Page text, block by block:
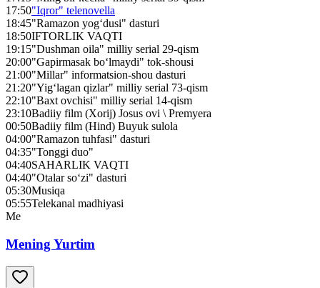
17:50"Iqror" telenovella
18:45"Ramazon yog‘dusi" dasturi
18:50IFTORLIK VAQTI
19:15"Dushman oila" milliy serial 29-qism
20:00"Gapirmasak bo‘lmaydi" tok-shousi
21:00"Millar" informatsion-shou dasturi
21:20"Yig‘lagan qizlar" milliy serial 73-qism
22:10"Baxt ovchisi" milliy serial 14-qism
23:10Badiiy film (Xorij) Josus ovi \ Premyera
00:50Badiiy film (Hind) Buyuk sulola
04:00"Ramazon tuhfasi" dasturi
04:35"Tonggi duo"
04:40SAHARLIK VAQTI
04:40"Otalar so‘zi" dasturi
05:30Musiqa
05:55Telekanal madhiyasi
Me
Mening Yurtim